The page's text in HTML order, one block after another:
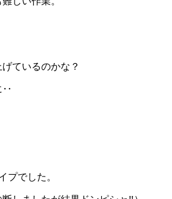
ているのかな？
‥
プでした。